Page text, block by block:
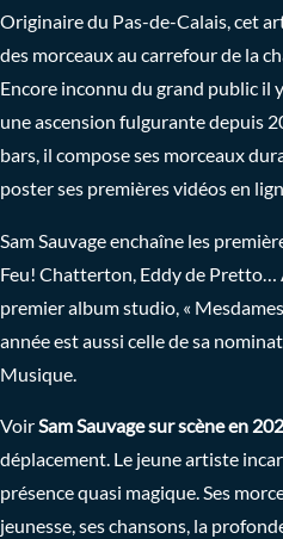
Originaire du Pas-de-Calais, cet
des morceaux au carrefour de la
Encore inconnu du grand public il
une ascension fulgurante depuis
bars, il compose ses morceaux
poster ses premières vidéos en
Sam Sauvage enchaîne les
Feu! Chatterton, Eddy de Pretto…
premier album studio, «
année est aussi celle de sa
Musique.
VoirSam Sauvage sur scène en
déplacement. Le jeune artiste
présence quasi magique. Ses
jeunesse, ses chansons, la